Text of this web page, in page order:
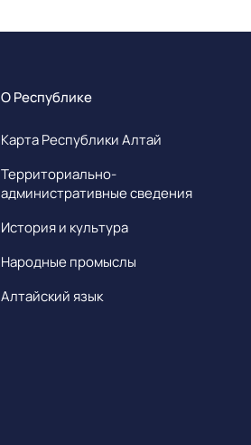
О Республике
Карта Республики Алтай
Территориально-
административные сведения
История и культура
Народные промыслы
Алтайский язык